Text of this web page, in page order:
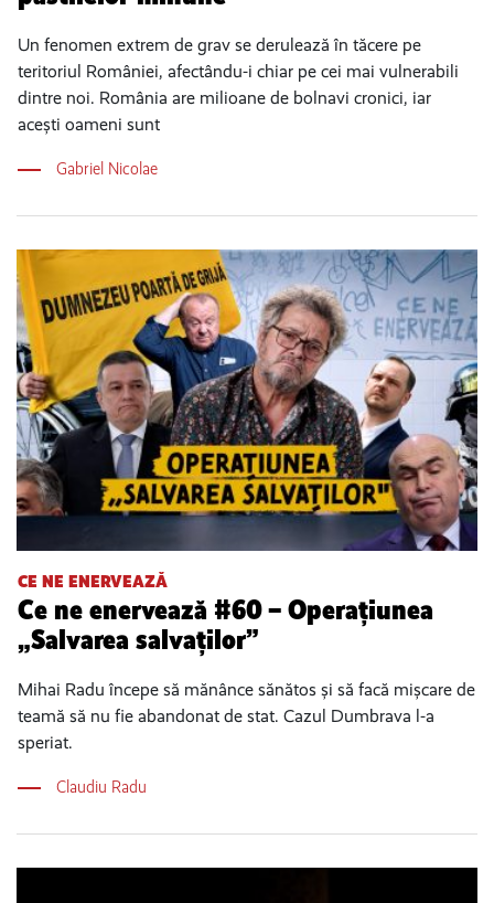
Un fenomen extrem de grav se derulează în tăcere pe
teritoriul României, afectându-i chiar pe cei mai vulnerabili
dintre noi. România are milioane de bolnavi cronici, iar
acești oameni sunt
Gabriel Nicolae
CE NE ENERVEAZĂ
Ce ne enervează #60 – Operațiunea
„Salvarea salvaților”
Mihai Radu începe să mănânce sănătos și să facă mișcare de
teamă să nu fie abandonat de stat. Cazul Dumbrava l-a
speriat.
Claudiu Radu